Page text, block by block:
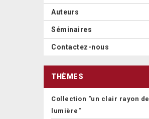
Auteurs
Séminaires
Contactez-nous
THÈMES
Collection "un clair rayon de
lumière"